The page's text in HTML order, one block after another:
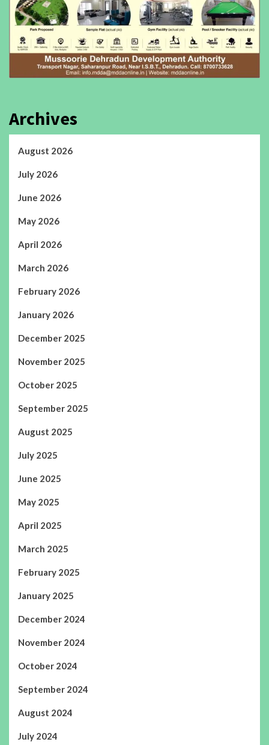
Archives
August 2026
July 2026
June 2026
May 2026
April 2026
March 2026
February 2026
January 2026
December 2025
November 2025
October 2025
September 2025
August 2025
July 2025
June 2025
May 2025
April 2025
March 2025
February 2025
January 2025
December 2024
November 2024
October 2024
September 2024
August 2024
July 2024